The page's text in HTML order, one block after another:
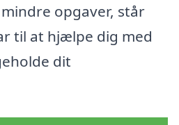
opgaver, står
til at hjælpe dig med
dit